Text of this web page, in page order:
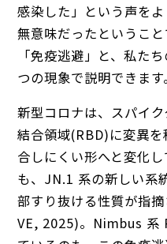
感染した」という声を
無意味だったというこ
「免疫逃避」と、私た
つの現象で説明できます。
新型コロナは、スパイ
結合領域(RBD)に変異
合しにくい形へと変化
も、JN.1 系の新しい系
部すり抜ける性質が指
VE, 2025)。Nimbus 系